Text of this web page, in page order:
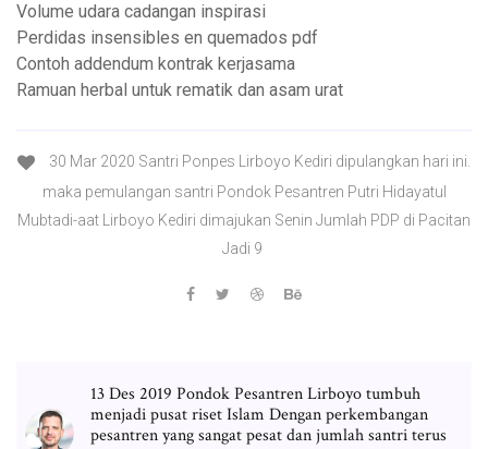
Volume udara cadangan inspirasi
Perdidas insensibles en quemados pdf
Contoh addendum kontrak kerjasama
Ramuan herbal untuk rematik dan asam urat
30 Mar 2020 Santri Ponpes Lirboyo Kediri dipulangkan hari ini.
maka pemulangan santri Pondok Pesantren Putri Hidayatul
Mubtadi-aat Lirboyo Kediri dimajukan Senin Jumlah PDP di Pacitan
Jadi 9
13 Des 2019 Pondok Pesantren Lirboyo tumbuh
menjadi pusat riset Islam Dengan perkembangan
pesantren yang sangat pesat dan jumlah santri terus